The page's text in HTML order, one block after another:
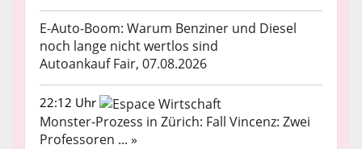
E-Auto-Boom: Warum Benziner und Diesel
noch lange nicht wertlos sind
Autoankauf Fair, 07.08.2026
22:12 Uhr
Monster-Prozess in Zürich: Fall Vincenz: Zwei
Professoren ... »